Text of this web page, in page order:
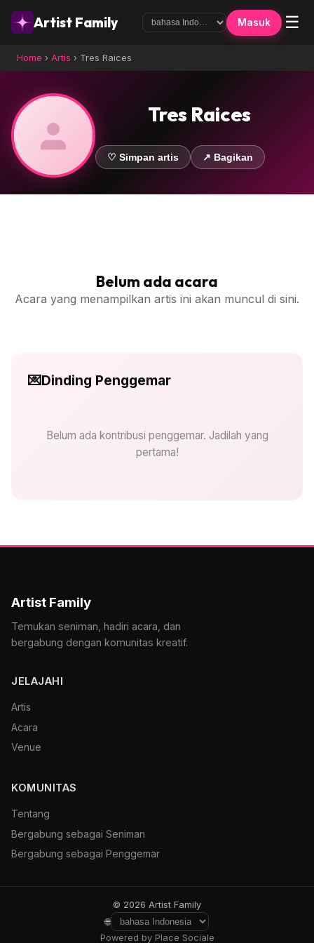
Artist Family Masuk ☰
Home › Artis › Tres Raices
Tres Raices
♡ Simpan artis ↗ Bagikan
Belum ada acara
Acara yang menampilkan artis ini akan muncul di sini.
💌Dinding Penggemar
Belum ada kontribusi penggemar. Jadilah yang
pertama!
Artist Family
Temukan seniman, hadiri acara, dan
bergabung dengan komunitas kreatif.
JELAJAHI
Artis
Acara
Venue
KOMUNITAS
Tentang
Bergabung sebagai Seniman
Bergabung sebagai Penggemar
© 2026 Artist Family
🌐
Powered by Place Sociale